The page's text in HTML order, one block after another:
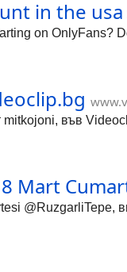
in the usa
on OnlyFans?
във
Mart